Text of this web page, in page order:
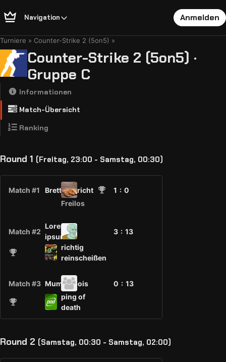
Navigation Anmelden
Turniere Counter-Strike 2 (5on5)
Counter-Strike 2 (5on5) ·
Gruppe C
Informationen
Match-Übersicht
Ranking
Round 1 (Freitag, 23:00 - Samstag, 00:30)
Match #1 Bretterbericht 1 : 0
Freilos
Match #2
Lorem
ipsum
3 : 13
richtig
reinscheißen
Match #3 Mumblebois 0 : 13
ping of
death
Round 2 (Samstag, 00:30 - Samstag, 02:00)